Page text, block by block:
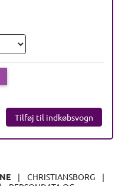
| CHRISTIANSBORG
|